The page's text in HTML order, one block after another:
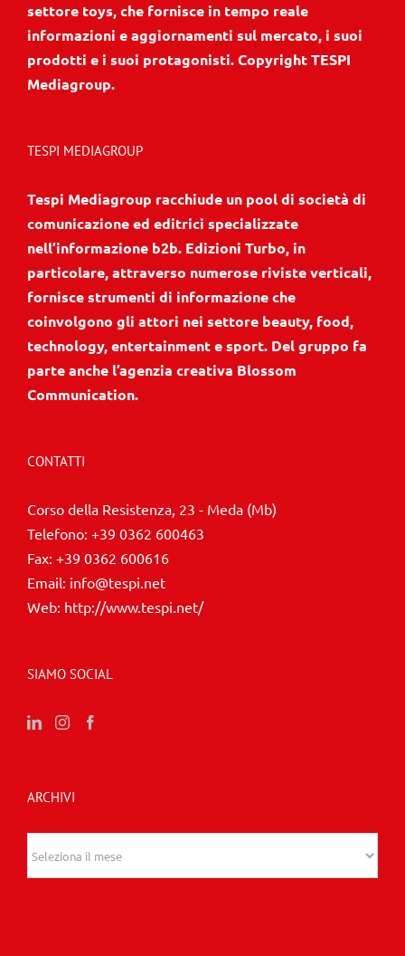
settore toys, che fornisce in tempo reale
informazioni e aggiornamenti sul mercato, i suoi
prodotti e i suoi protagonisti. Copyright TESPI
Mediagroup.
TESPI MEDIAGROUP
Tespi Mediagroup racchiude un pool di società di
comunicazione ed editrici specializzate
nell’informazione b2b. Edizioni Turbo, in
particolare, attraverso numerose riviste verticali,
fornisce strumenti di informazione che
coinvolgono gli attori nei settore beauty, food,
technology, entertainment e sport. Del gruppo fa
parte anche l’agenzia creativa Blossom
Communication.
CONTATTI
Corso della Resistenza, 23 - Meda (Mb)
Telefono: +39 0362 600463
Fax: +39 0362 600616
Email: info@tespi.net
Web: http://www.tespi.net/
SIAMO SOCIAL
ARCHIVI